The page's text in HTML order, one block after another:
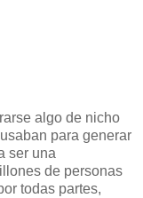
algo de nicho
para generar
ser una
de personas
todas partes,